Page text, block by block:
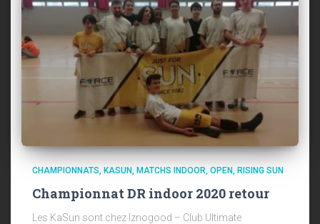
CHAMPIONNATS KASUN MATCHS INDOOR OPEN RISING SUN
Championnat DR indoor 2020 retour
Les KaSun sont chez Iznogood – Club Ultimate